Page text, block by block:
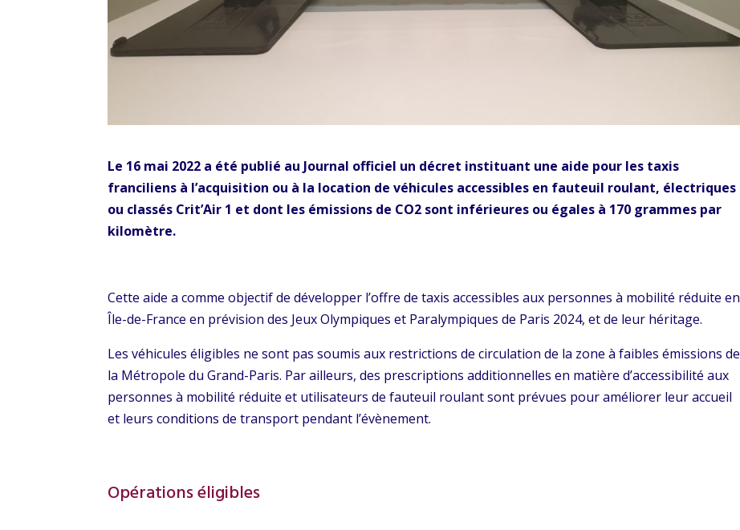
Le 16 mai 2022 a été publié au Journal officiel un décret instituant une aide pour les taxis
franciliens à l’acquisition ou à la location de véhicules accessibles en fauteuil roulant, électriques
ou classés Crit’Air 1 et dont les émissions de CO2 sont inférieures ou égales à 170 grammes par
kilomètre.
Cette aide a comme objectif de développer l’offre de taxis accessibles aux personnes à mobilité réduite en
Île-de-France en prévision des Jeux Olympiques et Paralympiques de Paris 2024, et de leur héritage.
Les véhicules éligibles ne sont pas soumis aux restrictions de circulation de la zone à faibles émissions de
la Métropole du Grand-Paris. Par ailleurs, des prescriptions additionnelles en matière d’accessibilité aux
personnes à mobilité réduite et utilisateurs de fauteuil roulant sont prévues pour améliorer leur accueil
et leurs conditions de transport pendant l’évènement.
Opérations éligibles